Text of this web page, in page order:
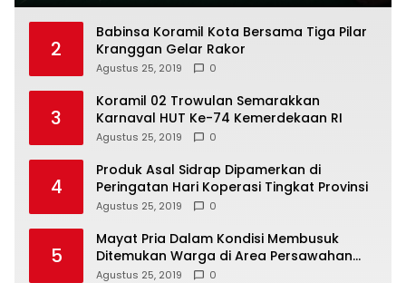
2
Babinsa Koramil Kota Bersama Tiga Pilar
Kranggan Gelar Rakor
Agustus 25, 2019 0
3
Koramil 02 Trowulan Semarakkan
Karnaval HUT Ke-74 Kemerdekaan RI
Agustus 25, 2019 0
4
Produk Asal Sidrap Dipamerkan di
Peringatan Hari Koperasi Tingkat Provinsi
Agustus 25, 2019 0
5
Mayat Pria Dalam Kondisi Membusuk
Ditemukan Warga di Area Persawahan
Sidoarjo
Agustus 25, 2019 0